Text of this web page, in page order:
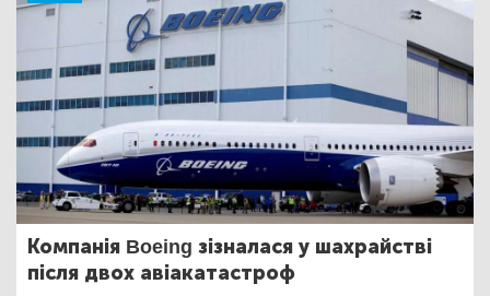
Компанія Boeing зізналася у шахрайстві
після двох авіакатастроф